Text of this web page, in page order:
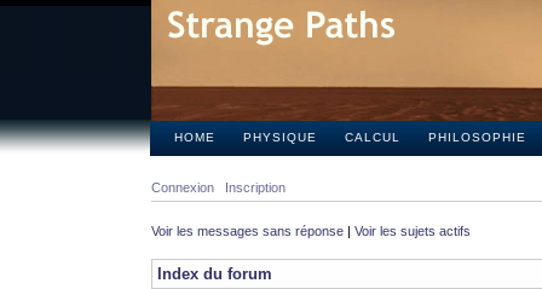
HOME PHYSIQUE CALCUL PHILOSOPHIE
Connexion Inscription
Voir les messages sans réponse | Voir les sujets actifs
Index du forum